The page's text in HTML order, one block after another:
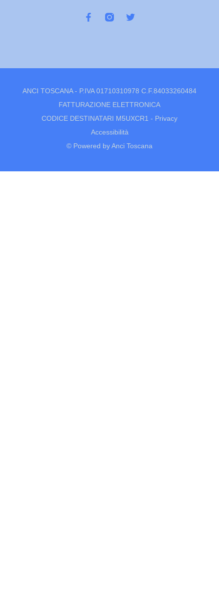
ANCI TOSCANA - P.IVA 01710310978 C.F.84033260484
FATTURAZIONE ELETTRONICA
CODICE DESTINATARI M5UXCR1 - Privacy
Accessibilità
© Powered by Anci Toscana